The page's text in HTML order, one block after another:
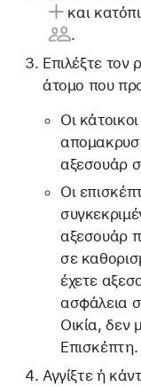
και
.
Επιλέξτε τον
άτομο που
Οι
αξεσουάρ
Οι
αξεσουάρ
σε
έχετε
ασφάλεια
Οικία, δεν
Επισκέπτη.
Αγγίξτε ή